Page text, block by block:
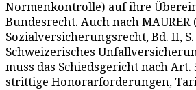
Normenkontrolle) auf ihre
Bundesrecht. Auch nach MAURER
Sozialversicherungsrecht, Bd. II, S.
Schweizerisches
muss das Schiedsgericht nach Art.
strittige Honorarforderungen,